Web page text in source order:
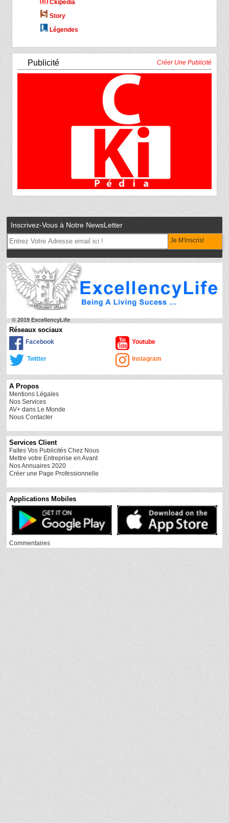
Ckipédia
Story
Légendes
Publicité Créer Une Publicité
Inscrivez-Vous à Notre NewsLetter
Je M'inscris!
© 2019 ExcellencyLife
Réseaux sociaux
Facebook Youtube
Twitter Instagram
A Propos
Mentions Légales
Nos Services
AV+ dans Le Monde
Nous Contacter
Services Client
Faites Vos Publicités Chez Nous
Mettre votre Entreprise en Avant
Nos Annuaires 2020
Créer une Page Professionnelle
Applications Mobiles
Commentaires